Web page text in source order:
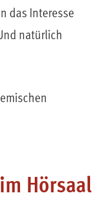
das Interesse
natürlich
Hörsaal